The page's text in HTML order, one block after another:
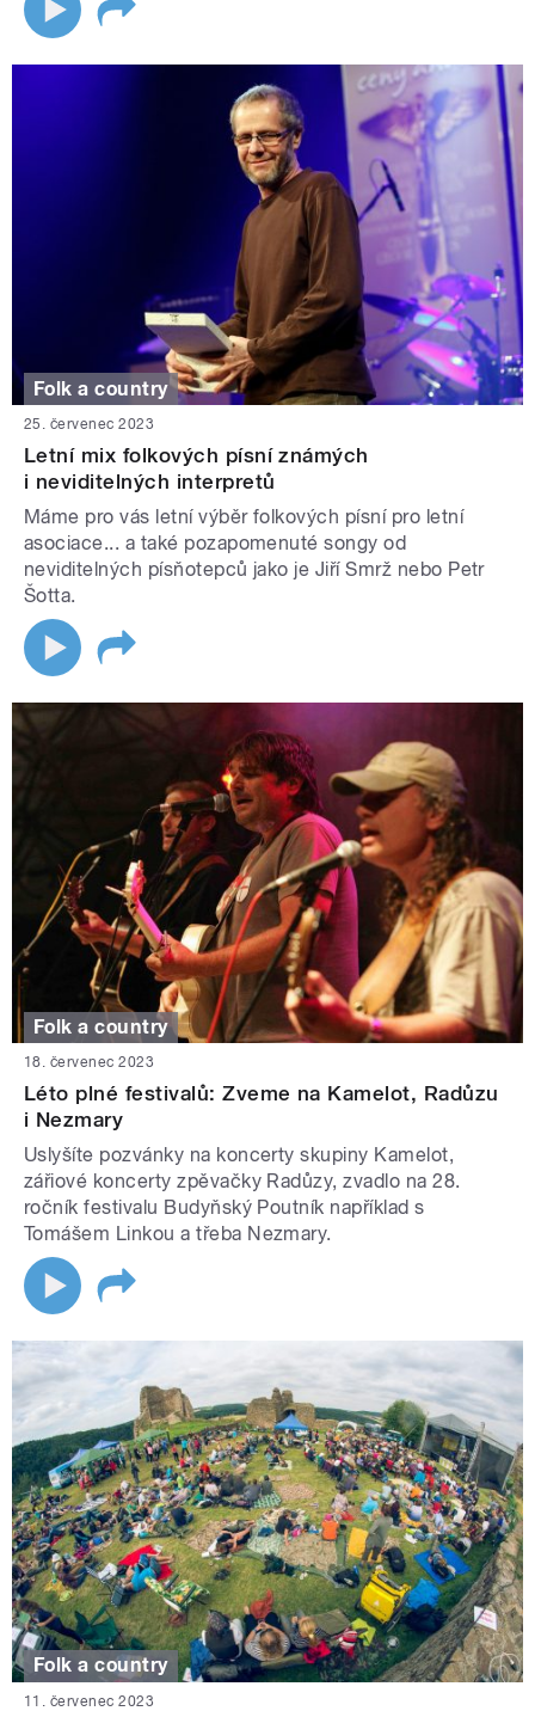
Folk a country
25. červenec 2023
Letní mix folkových písní známých
i neviditelných interpretů
Máme pro vás letní výběr folkových písní pro letní
asociace... a také pozapomenuté songy od
neviditelných písňotepců jako je Jiří Smrž nebo Petr
Šotta.
Folk a country
18. červenec 2023
Léto plné festivalů: Zveme na Kamelot, Radůzu
i Nezmary
Uslyšíte pozvánky na koncerty skupiny Kamelot,
zářiové koncerty zpěvačky Radůzy, zvadlo na 28.
ročník festivalu Budyňský Poutník například s
Tomášem Linkou a třeba Nezmary.
Folk a country
11. červenec 2023